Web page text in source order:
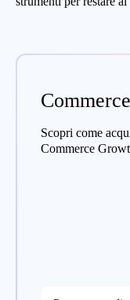
Scopri come
Commerce